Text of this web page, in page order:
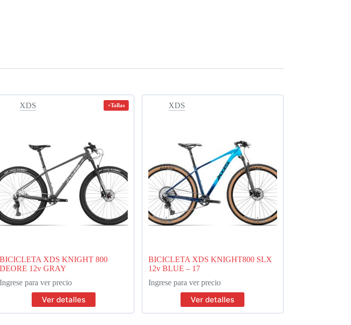
XDS +Tallas
BICICLETA XDS KNIGHT 800
DEORE 12v GRAY
Ingrese para ver precio
Ver detalles
XDS
BICICLETA XDS KNIGHT800 SLX
12v BLUE – 17
Ingrese para ver precio
Ver detalles